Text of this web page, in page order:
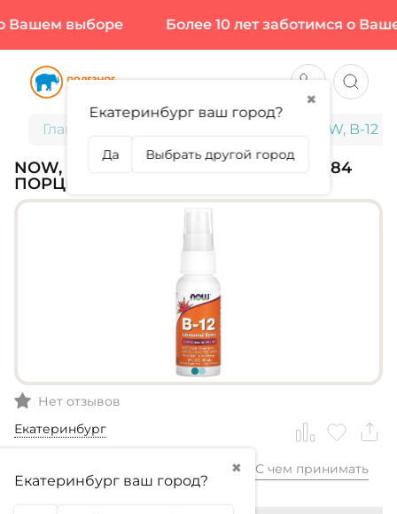
выборе Более 10 лет заботимся о
Главная NOW, B-12
NOW, B-12 LIPOSOMAL SPRAY, 59 МЛ (84
ПОРЦИИ)
Нет отзывов
Екатеринбург
✖
Екатеринбург ваш город?
1 899,99₽ С чем принимать
✖
Екатеринбург ваш город?
Да Выбрать другой город